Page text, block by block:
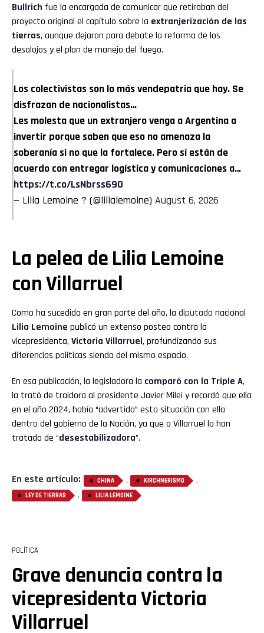
Bullrich fue la encargada de comunicar que retiraban del
proyecto original el capítulo sobre la extranjerización de las
tierras, aunque dejaron para debate la reforma de los
desalojos y el plan de manejo del fuego.
Los colectivistas son lo más vendepatria que hay. Se
disfrazan de nacionalistas…
Les molesta que un extranjero venga a Argentina a
invertir porque saben que eso no amenaza la
soberanía si no que la fortalece. Pero sí están de
acuerdo con entregar logística y comunicaciones a…
https://t.co/LsNbrss69O
— Lilia Lemoine ? (@lilialemoine) August 6, 2026
La pelea de Lilia Lemoine
con Villarruel
Como ha sucedido en gran parte del año, la diputada nacional
Lilia Lemoine publicó un extenso posteo contra la
vicepresidenta, Victoria Villarruel, profundizando sus
diferencias políticas siendo del mismo espacio.
En esa publicación, la legisladora la comparó con la Triple A,
la trató de traidora al presidente Javier Milei y recordó que ella
en el año 2024, había “advertido” esta situación con ella
dentro del gobierno de la Nación, ya que a Villarruel la han
tratado de “desestabilizadora”.
En este artículo: CHINA , KIRCHNERISMO ,
LEY DE TIERRAS , LILIA LEMOINE
POLÍTICA
Grave denuncia contra la
vicepresidenta Victoria
Villarruel